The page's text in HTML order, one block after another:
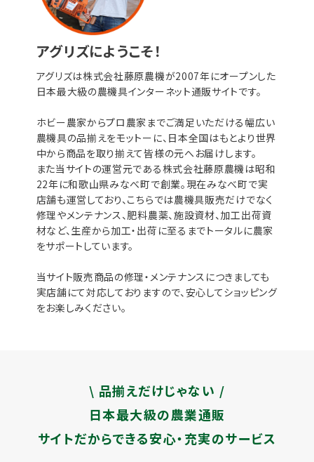
アグリズにようこそ！
アグリズは株式会社藤原農機が2007年にオープンした
日本最大級の農機具インターネット通販サイトです。
ホビー農家からプロ農家までご満足いただける幅広い
農機具の品揃えをモットーに、日本全国はもとより世界
中から商品を取り揃えて皆様の元へお届けします。
また当サイトの運営元である株式会社藤原農機は昭和
22年に和歌山県みなべ町で創業。現在みなべ町で実
店舗も運営しており、こちらでは農機具販売だけでなく
修理やメンテナンス、肥料農薬、施設資材、加工出荷資
材など、生産から加工・出荷に至るまでトータルに農家
をサポートしています。
当サイト販売商品の修理・メンテナンスにつきましても
実店舗にて対応しておりますので、安心してショッピング
をお楽しみください。
\ 品揃えだけじゃない /
日本最大級の農業通販
サイトだからできる安心・充実のサービス